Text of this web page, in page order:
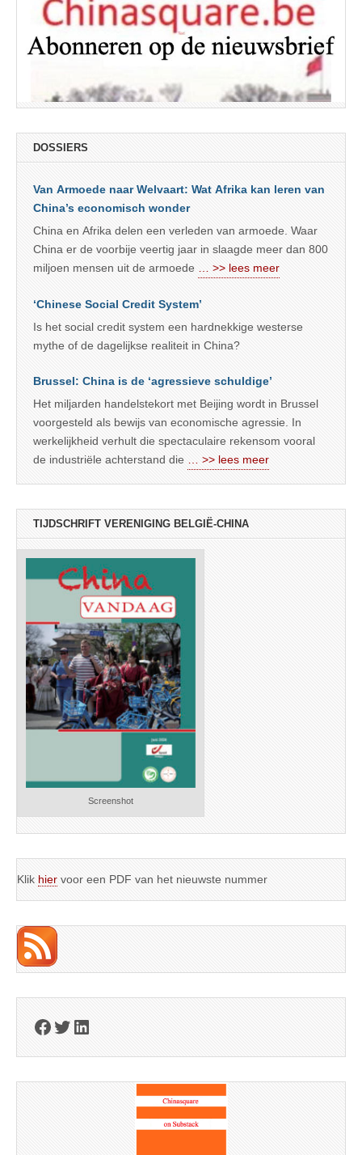
DOSSIERS
Van Armoede naar Welvaart: Wat Afrika kan leren van
China’s economisch wonder
China en Afrika delen een verleden van armoede. Waar
China er de voorbije veertig jaar in slaagde meer dan 800
miljoen mensen uit de armoede
… >> lees meer
‘Chinese Social Credit System’
Is het social credit system een hardnekkige westerse
mythe of de dagelijkse realiteit in China?
Brussel: China is de ‘agressieve schuldige’
Het miljarden handelstekort met Beijing wordt in Brussel
voorgesteld als bewijs van economische agressie. In
werkelijkheid verhult die spectaculaire rekensom vooral
de industriële achterstand die
… >> lees meer
TIJDSCHRIFT VERENIGING BELGIË-CHINA
Screenshot
Klik hier voor een PDF van het nieuwste nummer
Facebook
Twitter
LinkedIn